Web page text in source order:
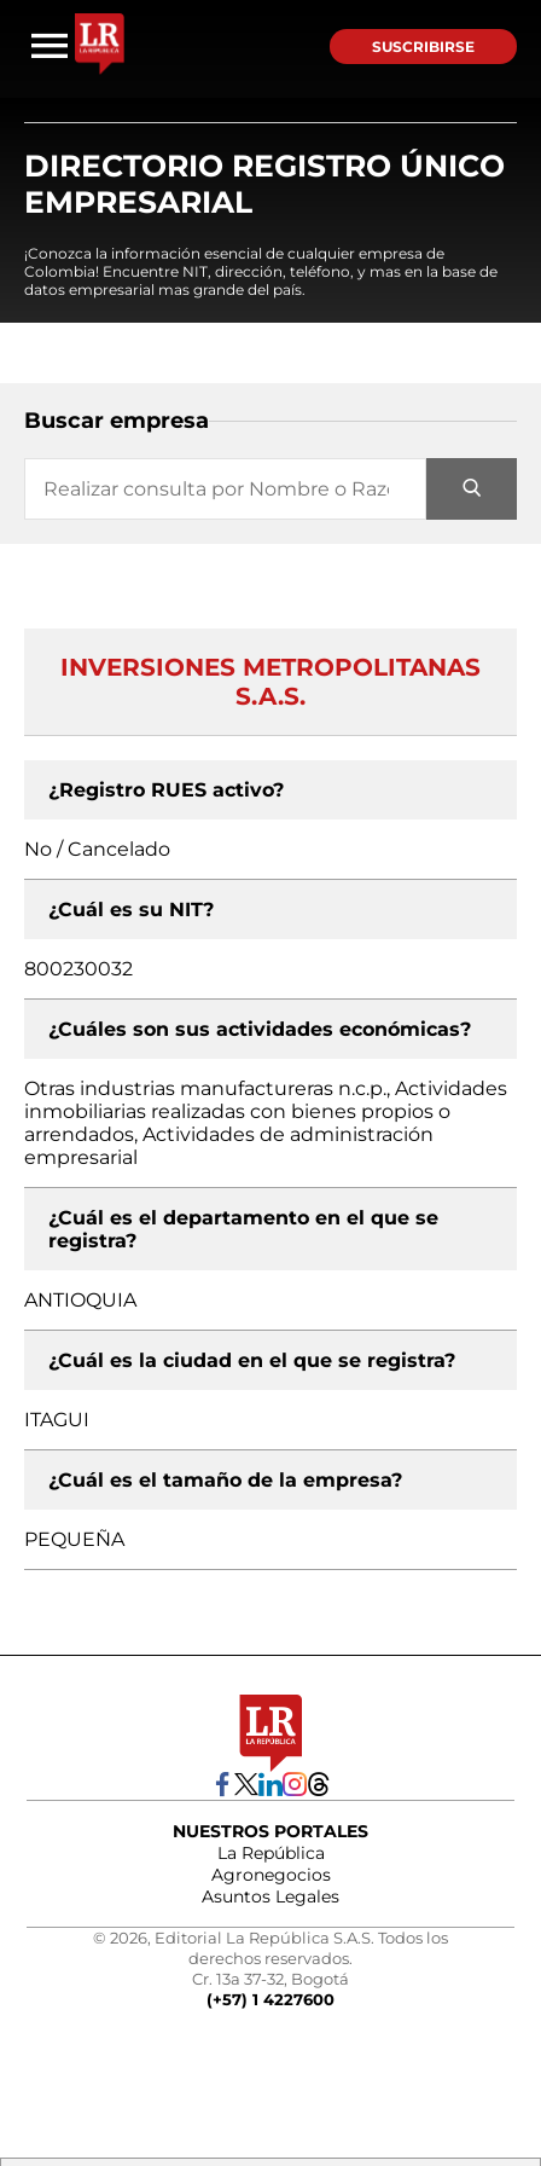
SUSCRIBIRSE
DIRECTORIO REGISTRO ÚNICO
EMPRESARIAL
¡Conozca la información esencial de cualquier empresa de
Colombia! Encuentre NIT, dirección, teléfono, y mas en la base de
datos empresarial mas grande del país.
Buscar empresa
INVERSIONES METROPOLITANAS
S.A.S.
¿Registro RUES activo?
No / Cancelado
¿Cuál es su NIT?
800230032
¿Cuáles son sus actividades económicas?
Otras industrias manufactureras n.c.p., Actividades
inmobiliarias realizadas con bienes propios o
arrendados, Actividades de administración
empresarial
¿Cuál es el departamento en el que se
registra?
ANTIOQUIA
¿Cuál es la ciudad en el que se registra?
ITAGUI
¿Cuál es el tamaño de la empresa?
PEQUEÑA
NUESTROS PORTALES
La República
Agronegocios
Asuntos Legales
© 2026, Editorial La República S.A.S. Todos los
derechos reservados.
Cr. 13a 37-32, Bogotá
(+57) 1 4227600